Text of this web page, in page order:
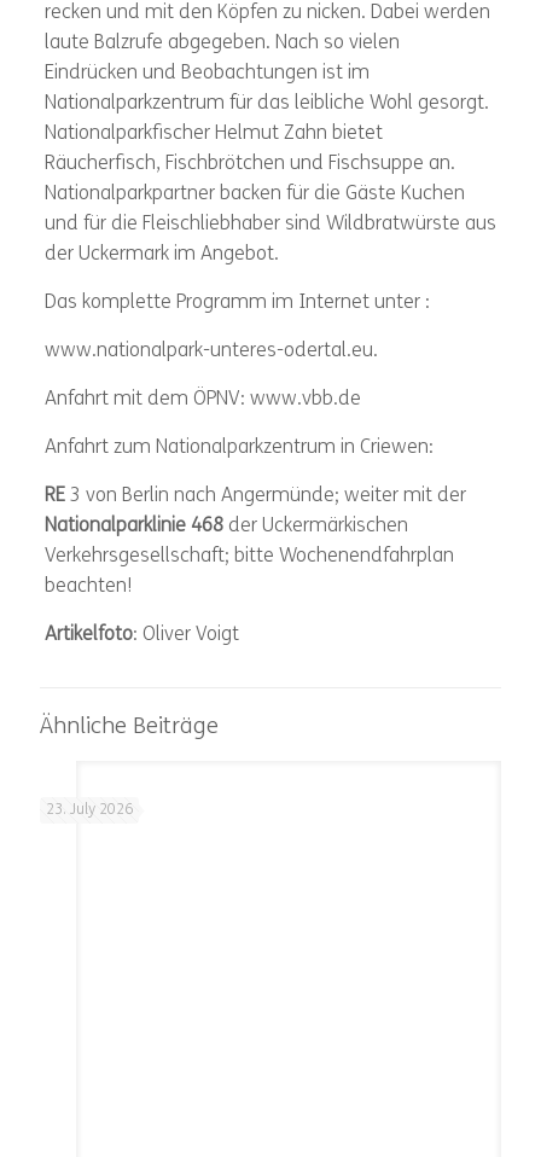
recken und mit den Köpfen zu nicken. Dabei werden
laute Balzrufe abgegeben. Nach so vielen
Eindrücken und Beobachtungen ist im
Nationalparkzentrum für das leibliche Wohl gesorgt.
Nationalparkfischer Helmut Zahn bietet
Räucherfisch, Fischbrötchen und Fischsuppe an.
Nationalparkpartner backen für die Gäste Kuchen
und für die Fleischliebhaber sind Wildbratwürste aus
der Uckermark im Angebot.
Das komplette Programm im Internet unter :
www.nationalpark-unteres-odertal.eu.
Anfahrt mit dem ÖPNV: www.vbb.de
Anfahrt zum Nationalparkzentrum in Criewen:
RE3 von Berlin nach Angermünde; weiter mit der
Nationalparklinie 468der Uckermärkischen
Verkehrsgesellschaft; bitte Wochenendfahrplan
beachten!
Artikelfoto: Oliver Voigt
Ähnliche Beiträge
23. July 2026